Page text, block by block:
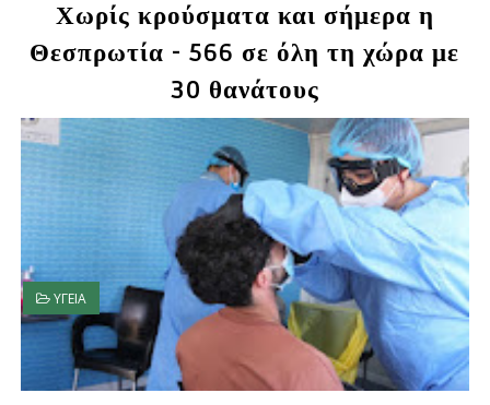
Χωρίς κρούσματα και σήμερα η
Θεσπρωτία - 566 σε όλη τη χώρα με
30 θανάτους
ΥΓΕΙΑ